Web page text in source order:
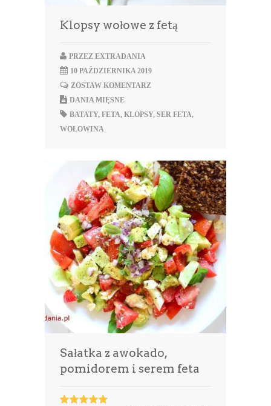
Klopsy wołowe z fetą
PRZEZ EXTRADANIA
10 PAŹDZIERNIKA 2019
ZOSTAW KOMENTARZ
DANIA MIĘSNE
BATATY, FETA, KLOPSY, SER FETA,
WOŁOWINA
Sałatka z awokado,
pomidorem i serem feta